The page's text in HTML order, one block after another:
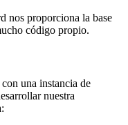
nos proporciona la base
código propio.
una instancia de
nuestra